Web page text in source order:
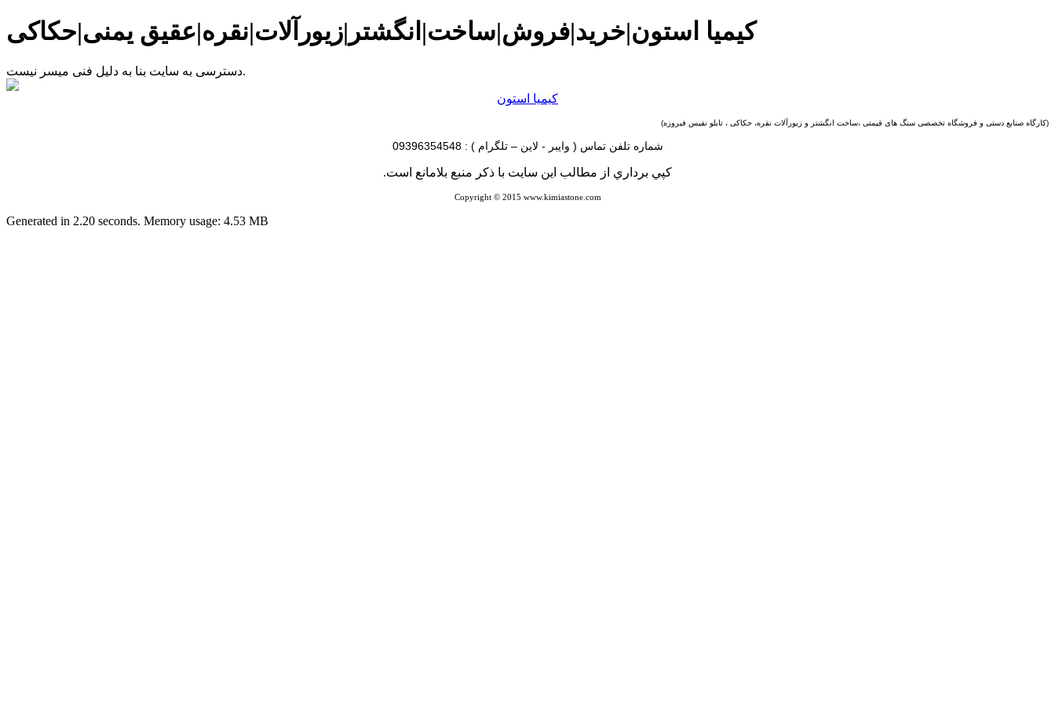
کیمیا استون|خرید|فروش|ساخت|انگشتر|زیورآلات|نقره|عقیق یمنی|حکاکی
دسترسی به سایت بنا به دلیل فنی میسر نیست.
كيميا استون
(کارگاه صنایع دستی و فروشگاه تخصصی سنگ های قیمتی ،ساخت انگشتر و زیورآلات نقره، حکاکی ، تابلو نفیس فیروزه)
شماره تلفن تماس ( وایبر - لاین – تلگرام ) : 09396354548
كپي برداري از مطالب اين سايت با ذكر منبع بلامانع است.
Copyright © 2015 www.kimiastone.com
Generated in 2.20 seconds. Memory usage: 4.53 MB